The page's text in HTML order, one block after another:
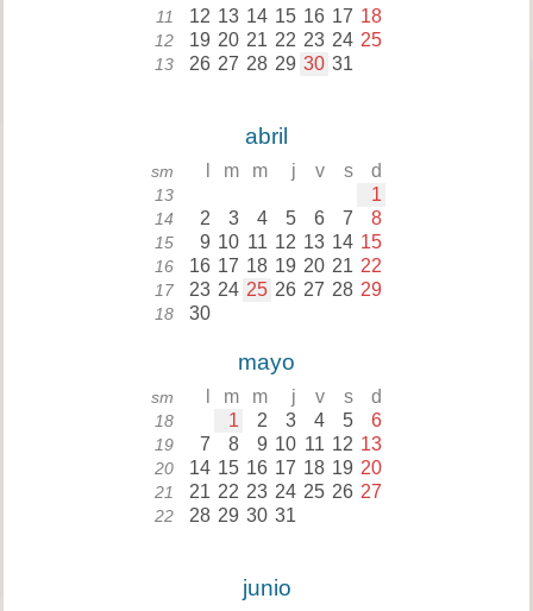
11 12 13 14 15 16 17 18
12 19 20 21 22 23 24 25
13 26 27 28 29 30 31
abril
sm m m j v s d
13 1
14 2 3 4 5 6 7 8
15 9 10 11 12 13 14 15
16 16 17 18 19 20 21 22
17 23 24 25 26 27 28 29
18 30
mayo
sm m m j v s d
18 1 2 3 4 5 6
19 7 8 9 10 11 12 13
20 14 15 16 17 18 19 20
21 21 22 23 24 25 26 27
22 28 29 30 31
junio